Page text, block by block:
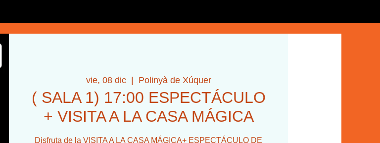
vie, 08 dic
  |
Polinyà de Xúquer
( SALA 1) 17:00 ESPECTÁCULO
+ VISITA A LA CASA MÁGICA
Disfruta de la VISITA A LA CASA MÁGICA+ ESPECTÁCULO DE